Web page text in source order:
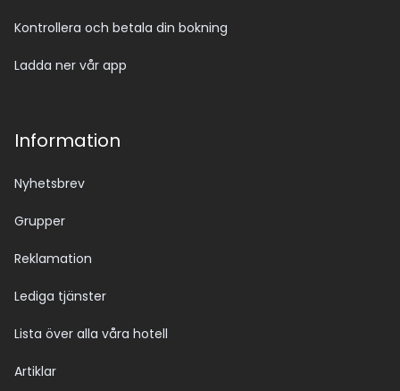
Kontrollera och betala din bokning
Ladda ner vår app
Information
Nyhetsbrev
Grupper
Reklamation
Lediga tjänster
Lista över alla våra hotell
Artiklar